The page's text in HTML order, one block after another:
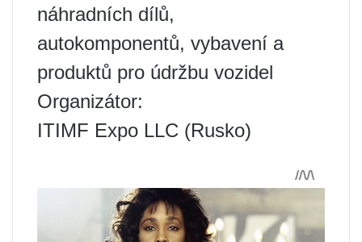
náhradních dílů,
autokomponentů, vybavení a
produktů pro údržbu vozidel
Organizátor:
ITIMF Expo LLC (Rusko)